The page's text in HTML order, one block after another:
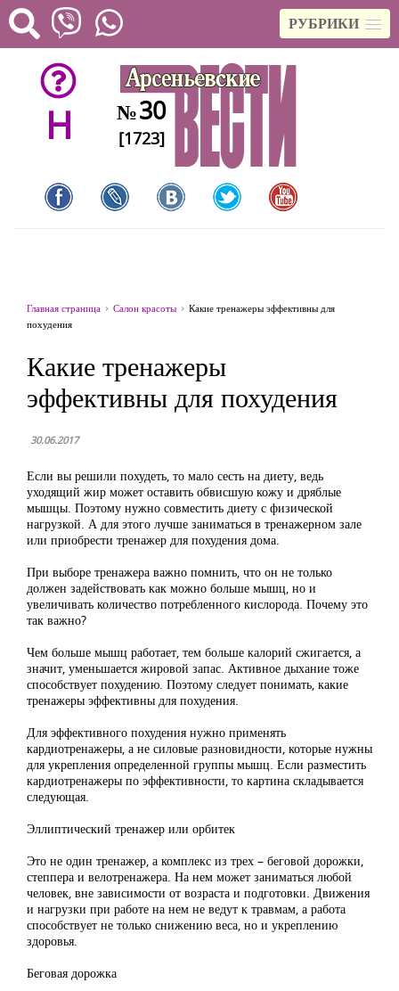
РУБРИКИ
H №30
[1723]
Главная страница Салон красоты
Какие тренажеры эффективны для
похудения
Какие тренажеры
эффективны для похудения
30.06.2017
Если вы решили похудеть, то мало сесть на диету, ведь
уходящий жир может оставить обвисшую кожу и дряблые
мышцы. Поэтому нужно совместить диету с физической
нагрузкой. А для этого лучше заниматься в тренажерном зале
или приобрести тренажер для похудения дома.
При выборе тренажера важно помнить, что он не только
должен задействовать как можно больше мышц, но и
увеличивать количество потребленного кислорода. Почему это
так важно?
Чем больше мышц работает, тем больше калорий сжигается, а
значит, уменьшается жировой запас. Активное дыхание тоже
способствует похудению. Поэтому следует понимать, какие
тренажеры эффективны для похудения.
Для эффективного похудения нужно применять
кардиотренажеры, а не силовые разновидности, которые нужны
для укрепления определенной группы мышц. Если разместить
кардиотренажеры по эффективности, то картина складывается
следующая.
Эллиптический тренажер или орбитек
Это не один тренажер, а комплекс из трех – беговой дорожки,
степпера и велотренажера. На нем может заниматься любой
человек, вне зависимости от возраста и подготовки. Движения
и нагрузки при работе на нем не ведут к травмам, а работа
способствует не только снижению веса, но и укреплению
здоровья.
Беговая дорожка